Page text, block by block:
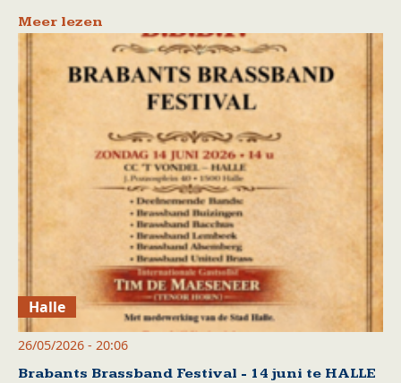
Meer lezen
Halle
26/05/2026 - 20:06
Brabants Brassband Festival - 14 juni te HALLE